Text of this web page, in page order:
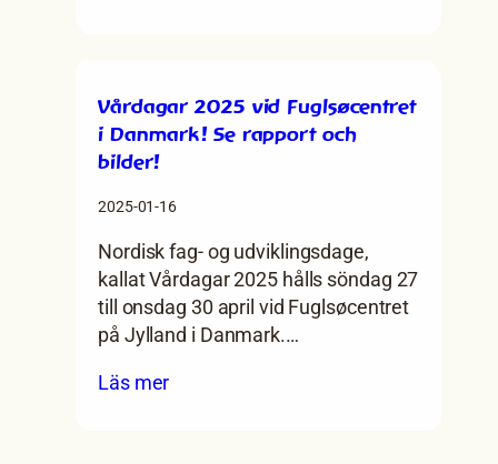
värme
då
du
oss”
från
social
isolering
Vårdagar 2025 vid Fuglsøcentret
i Danmark! Se rapport och
bilder!
2025-01-16
Nordisk fag- og udviklingsdage,
kallat Vårdagar 2025 hålls söndag 27
till onsdag 30 april vid Fuglsøcentret
på Jylland i Danmark.…
Läs mer: